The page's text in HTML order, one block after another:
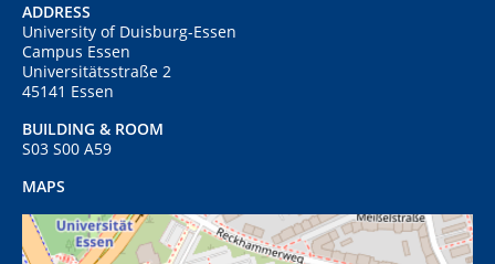
ADDRESS
University of Duisburg-Essen
Campus Essen
Universitätsstraße 2
45141 Essen
BUILDING & ROOM
S03 S00 A59
MAPS